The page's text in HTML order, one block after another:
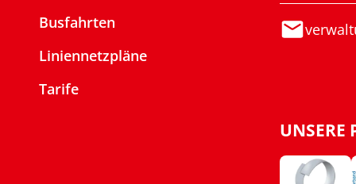
Busfahrten
Liniennetzpläne
Tarife
UNSERE